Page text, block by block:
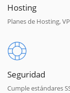
Hosting
Planes de Hosting,
Seguridad
Cumple estándares